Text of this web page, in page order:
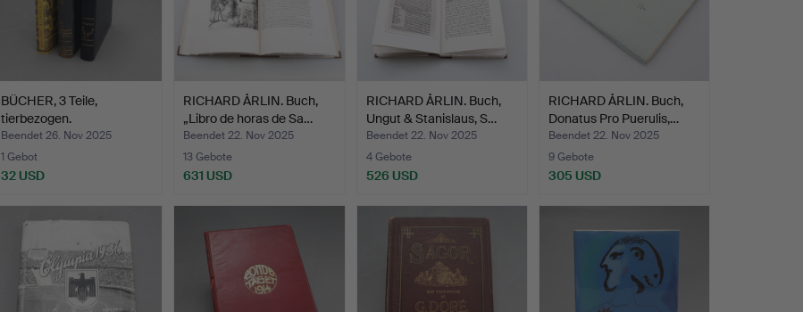
BÜCHER, 3 Teile,
tierbezogen.
Beendet 26. Nov 2025
1 Gebot
32 USD
RICHARD ÅRLIN. Buch,
„Libro de horas de Sa…
Beendet 22. Nov 2025
13 Gebote
631 USD
RICHARD ÅRLIN. Buch,
Ungut & Stanislaus, S…
Beendet 22. Nov 2025
4 Gebote
526 USD
RICHARD ÅRLIN. Buch,
Donatus Pro Puerulis,…
Beendet 22. Nov 2025
9 Gebote
305 USD